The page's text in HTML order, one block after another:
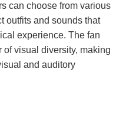
can choose from various
outfits and sounds that
experience. The fan
visual diversity, making
and auditory